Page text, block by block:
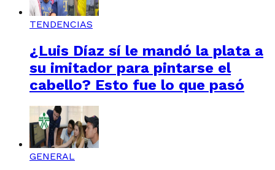
TENDENCIAS
¿Luis Díaz sí le mandó la plata a
su imitador para pintarse el
cabello? Esto fue lo que pasó
GENERAL